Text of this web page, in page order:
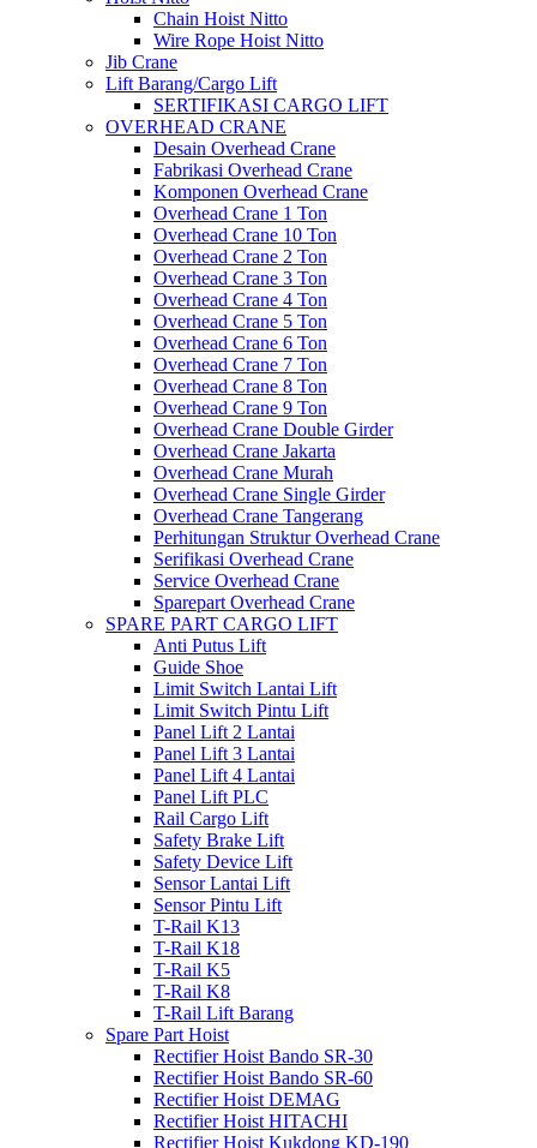
Chain Hoist Nitto
Wire Rope Hoist Nitto
Jib Crane
Lift Barang/Cargo Lift
SERTIFIKASI CARGO LIFT
OVERHEAD CRANE
Desain Overhead Crane
Fabrikasi Overhead Crane
Komponen Overhead Crane
Overhead Crane 1 Ton
Overhead Crane 10 Ton
Overhead Crane 2 Ton
Overhead Crane 3 Ton
Overhead Crane 4 Ton
Overhead Crane 5 Ton
Overhead Crane 6 Ton
Overhead Crane 7 Ton
Overhead Crane 8 Ton
Overhead Crane 9 Ton
Overhead Crane Double Girder
Overhead Crane Jakarta
Overhead Crane Murah
Overhead Crane Single Girder
Overhead Crane Tangerang
Perhitungan Struktur Overhead Crane
Serifikasi Overhead Crane
Service Overhead Crane
Sparepart Overhead Crane
SPARE PART CARGO LIFT
Anti Putus Lift
Guide Shoe
Limit Switch Lantai Lift
Limit Switch Pintu Lift
Panel Lift 2 Lantai
Panel Lift 3 Lantai
Panel Lift 4 Lantai
Panel Lift PLC
Rail Cargo Lift
Safety Brake Lift
Safety Device Lift
Sensor Lantai Lift
Sensor Pintu Lift
T-Rail K13
T-Rail K18
T-Rail K5
T-Rail K8
T-Rail Lift Barang
Spare Part Hoist
Rectifier Hoist Bando SR-30
Rectifier Hoist Bando SR-60
Rectifier Hoist DEMAG
Rectifier Hoist HITACHI
Rectifier Hoist Kukdong KD-190